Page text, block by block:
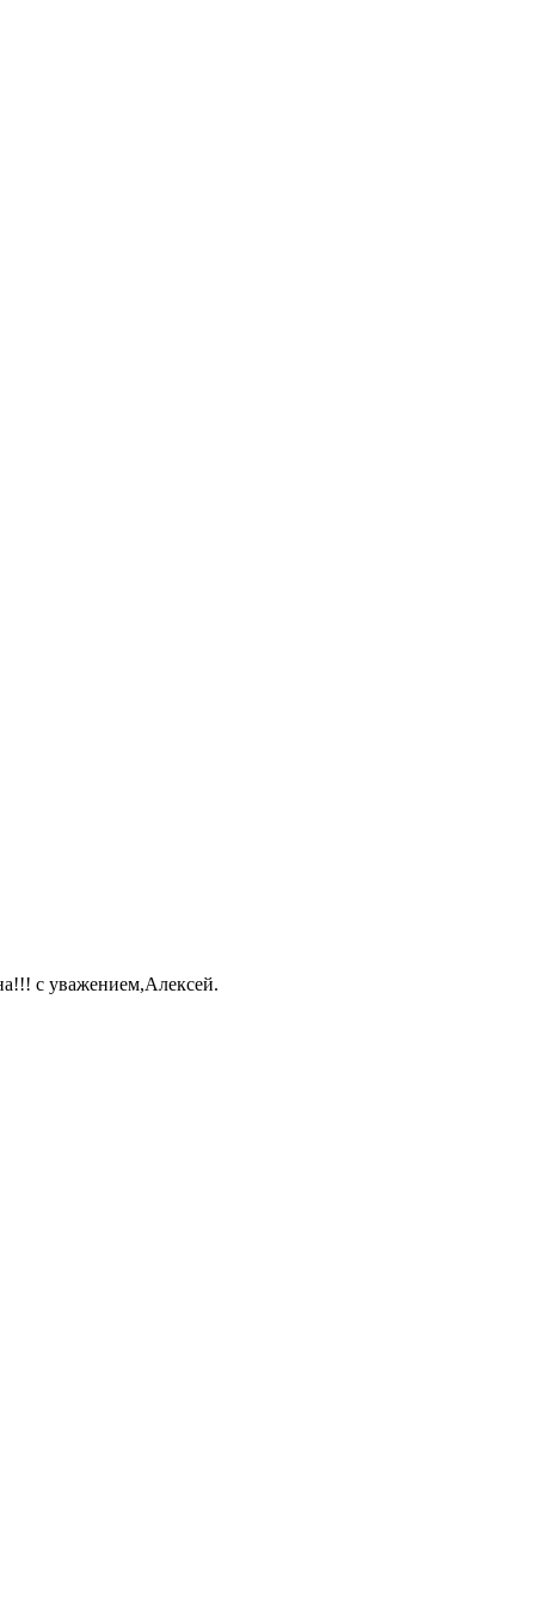
с уважением,Алексей.